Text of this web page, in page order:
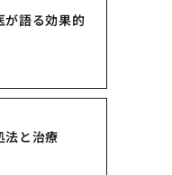
が語る効果的
法と治療